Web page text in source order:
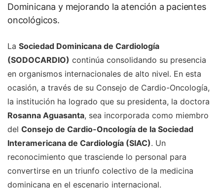
Dominicana y mejorando la atención a pacientes
oncológicos.
La Sociedad Dominicana de Cardiología
(SODOCARDIO) continúa consolidando su presencia
en organismos internacionales de alto nivel. En esta
ocasión, a través de su Consejo de Cardio-Oncología,
la institución ha logrado que su presidenta, la doctora
Rosanna Aguasanta, sea incorporada como miembro
del Consejo de Cardio-Oncología de la Sociedad
Interamericana de Cardiología (SIAC). Un
reconocimiento que trasciende lo personal para
convertirse en un triunfo colectivo de la medicina
dominicana en el escenario internacional.